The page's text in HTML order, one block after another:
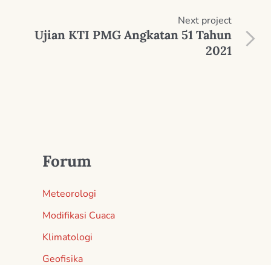
Next project
Ujian KTI PMG Angkatan 51 Tahun
2021
Forum
Meteorologi
Modifikasi Cuaca
Klimatologi
Geofisika